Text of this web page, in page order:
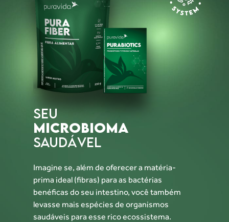
SEU
MICROBIOMA
SAUDÁVEL
Imagine se, além de oferecer a matéria-
prima ideal (fibras) para as bactérias
benéficas do seu intestino, você também
levasse mais espécies de organismos
saudáveis para esse rico ecossistema.